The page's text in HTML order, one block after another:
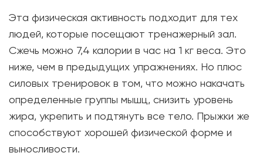
Эта физическая активность подходит для тех
людей, которые посещают тренажерный зал.
Сжечь можно 7,4 калории в час на 1 кг веса. Это
ниже, чем в предыдущих упражнениях. Но плюс
силовых тренировок в том, что можно накачать
определенные группы мышц, снизить уровень
жира, укрепить и подтянуть все тело. Прыжки же
способствуют хорошей физической форме и
выносливости.